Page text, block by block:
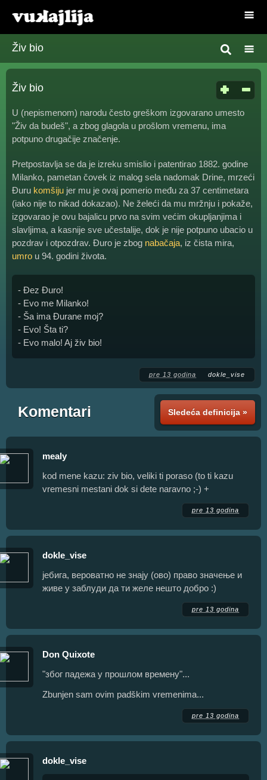
Živ bio
Živ bio
U (nepismenom) narodu često greškom izgovarano umesto
"Živ da budeš", a zbog glagola u prošlom vremenu, ima
potpuno drugačije značenje.
Pretpostavlja se da je izreku smislio i patentirao 1882. godine
Milanko, pametan čovek iz malog sela nadomak Drine, mrzeći
Đuru komšiju jer mu je ovaj pomerio među za 37 centimetara
(iako nije to nikad dokazao). Ne želeći da mu mržnju i pokaže,
izgovarao je ovu bajalicu prvo na svim većim okupljanjima i
slavljima, a kasnije sve učestalije, dok je nije potpuno ubacio u
pozdrav i otpozdrav. Đuro je zbog nabačaja, iz čista mira,
umro u 94. godini života.
- Đez Đuro!
- Evo me Milanko!
- Ša ima Đurane moj?
- Evo! Šta ti?
- Evo malo! Aj živ bio!
pre 13 godina dokle_vise
Sledeća definicija »
Komentari
mealy
kod mene kazu: ziv bio, veliki ti poraso (to ti kazu
vremesni mestani dok si dete naravno ;-) +
pre 13 godina
dokle_vise
јебига, вероватно не знају (ово) право значење и
живе у заблуди да ти желе нешто добро :)
pre 13 godina
Don Quixote
"због падежа у прошлом времену"...
Zbunjen sam ovim padškim vremenima...
pre 13 godina
dokle_vise